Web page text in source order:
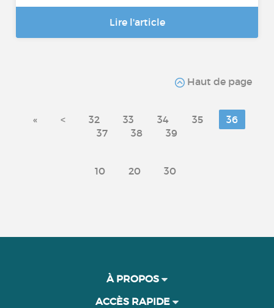
Lire l'article
Haut de page
« < 32 33 34 35
36
37
38 39
10 20 30
À PROPOS
ACCÈS RAPIDE